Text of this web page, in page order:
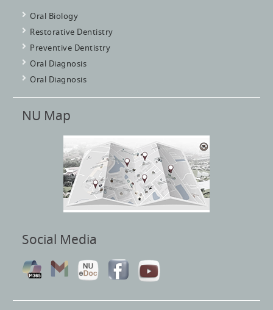
Oral Biology
Restorative Dentistry
Preventive Dentistry
Oral Diagnosis
Oral Diagnosis
NU Map
Social Media